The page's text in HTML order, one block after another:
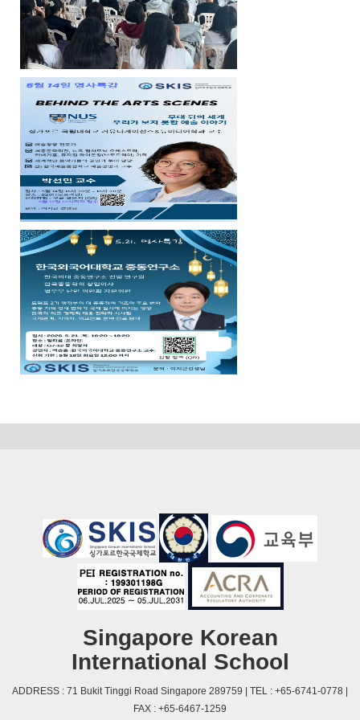
Singapore Korean
International School
ADDRESS : 71 Bukit Tinggi Road Singapore 289759 | TEL : +65-6741-0778 |
FAX : +65-6467-1259